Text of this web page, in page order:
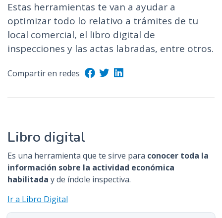
i
d
o
p
c
Estas herramientas te van a ayudar a
optimizar todo lo relativo a trámites de tu
local comercial, el libro digital de
inspecciones y las actas labradas, entre otros.
Compartir en redes
Libro digital
Es una herramienta que te sirve para conocer toda la
información sobre la actividad económica
habilitada y de índole inspectiva.
Ir a Libro Digital